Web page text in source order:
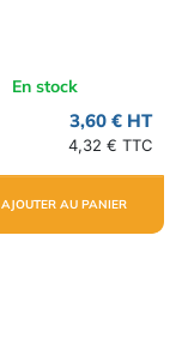
En stock
3,60 € HT
4,32 € TTC
AJOUTER AU PANIER